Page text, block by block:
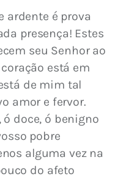
ardente é prova
presença! Estes
seu Senhor ao
está em
de mim tal
amor e fervor.
doce, ó benigno
pobre
alguma vez na
do afeto